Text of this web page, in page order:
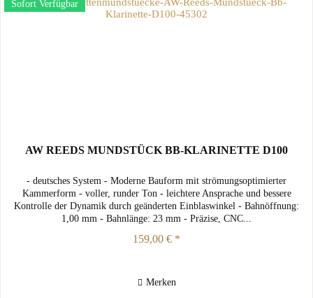
Sofort Verfügbar
AW REEDS MUNDSTÜCK BB-KLARINETTE D100
- deutsches System - Moderne Bauform mit strömungsoptimierter
Kammerform - voller, runder Ton - leichtere Ansprache und bessere
Kontrolle der Dynamik durch geänderten Einblaswinkel - Bahnöffnung:
1,00 mm - Bahnlänge: 23 mm - Präzise, CNC...
159,00 € *
Merken